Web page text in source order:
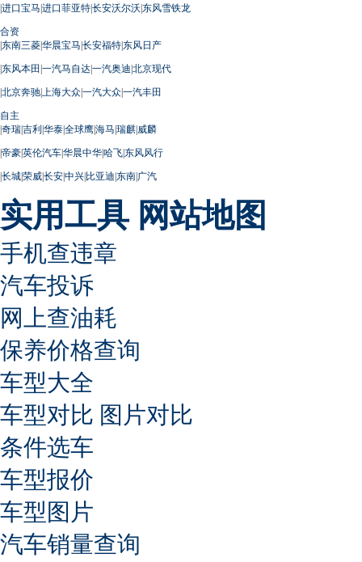
|进口宝马|进口菲亚特|长安沃尔沃|东风雪铁龙
合资
|东南三菱|华晨宝马|长安福特|东风日产
|东风本田 |一汽马自达|一汽奥迪|北京现代
|北京奔驰| 上海大众|一汽大众|一汽丰田
自主
|奇瑞|吉利|华泰|全球鹰|海马|瑞麒|威麟
|帝豪|英伦汽车|华晨中华|哈飞|东风风行
|长城|荣威|长安|中兴|比亚迪|东南|广汽
实用工具 网站地图
手机查违章
汽车投诉
网上查油耗
保养价格查询
车型大全
车型对比 图片对比
条件选车
车型报价
车型图片
汽车销量查询